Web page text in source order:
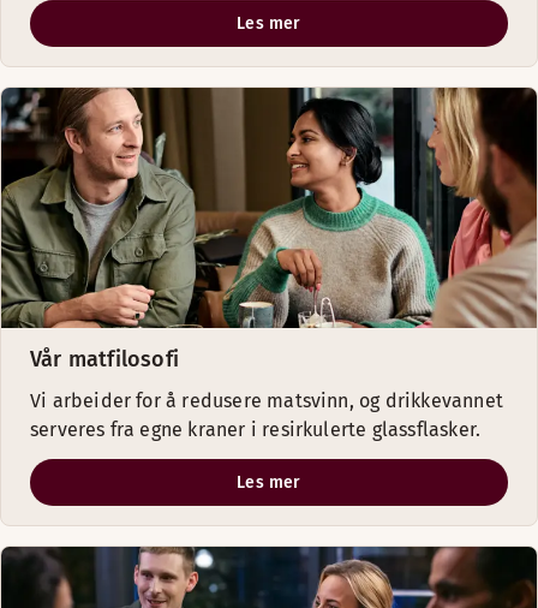
Les mer
Vår matfilosofi
Vi arbeider for å redusere matsvinn, og drikkevannet
serveres fra egne kraner i resirkulerte glassflasker.
Les mer